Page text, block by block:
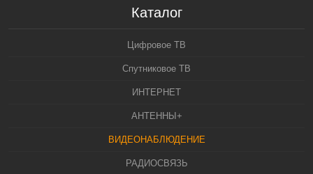
Каталог
Цифровое ТВ
Спутниковое ТВ
ИНТЕРНЕТ
АНТЕННЫ+
ВИДЕОНАБЛЮДЕНИЕ
РАДИОСВЯЗЬ